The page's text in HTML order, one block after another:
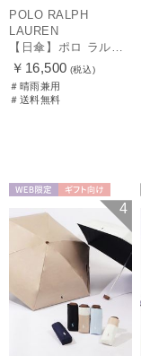
POLO RALPH
LAUREN
【日傘】ポロ ラルフ ローレン(POLO RALPH LAUREN)エンブフリル 長傘 【公式ムーンバット】 遮光 遮熱 UV 晴雨兼用
￥16,500 (税込)
＃晴雨兼用
＃送料無料
ギフト向け
UNISEX
4